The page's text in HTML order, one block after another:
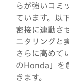
らが強いコミ
ています。以
密接に連動さ
ニタリングと
さらに高めて
のHonda」を
きます。